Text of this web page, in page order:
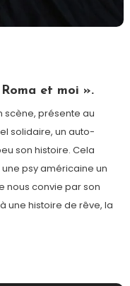
et moi ».
scène, présente au
solidaire, un auto-
son histoire. Cela
psy américaine un
nous convie par son
une histoire de rêve, la